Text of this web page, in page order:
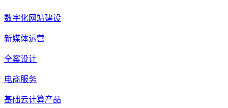
数字化网站建设
新媒体运营
全案设计
电商服务
基础云计算产品